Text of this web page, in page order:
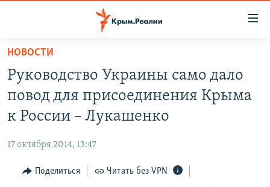
Вернуться
основному
содержанию
Вернутся
главной
навигации
Вернутся
СПЕЦПРОЕКТЫ
ГРУЗ 200
11 ЛЕТ ОККУПАЦИИ КРЫМА. 11 ИСТОРИЙ СОПРОТИВЛЕНИЯ
ВОДА
ЕЩЕ
ИНТЕРАКТИВ
РАДІО СВОБОДА
НОВОСТИ
Руководство Украины само дало
повод для присоединения Крыма
к России – Лукашенко
17 октября 2014, 13:47
Поделиться Читать без VPN